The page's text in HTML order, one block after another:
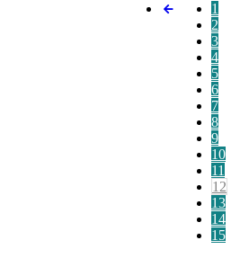
1
2
3
4
5
6
7
8
9
10
11
12
13
14
15